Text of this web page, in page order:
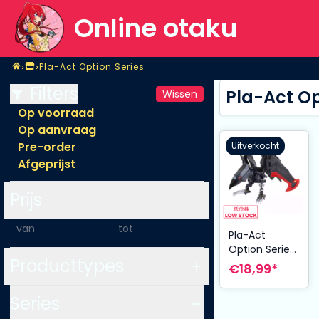
Online otaku
Home
›Shop
›Pla-Act Option Series
Pla-Act Option Series
Wissen
Op voorraad
Op aanvraag
Pre-order
Afgeprijst
Pla-Act
Uitverkocht
Pla-Act
Option Series
05 Plastic
Model Kit
Karasu 21 cm
€18,99*